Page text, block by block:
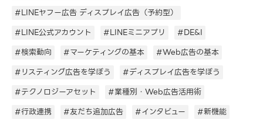
#LINEヤフー広告 ディスプレイ広告（予約型）
#LINE公式アカウント
#LINEミニアプリ
#DE&I
#検索動向
#マーケティングの基本
#Web広告の基本
#リスティング広告を学ぼう
#ディスプレイ広告を学ぼう
#テクノロジーアセット
#業種別・Web広告活用術
#行政連携
#友だち追加広告 #インタビュー
#新機能